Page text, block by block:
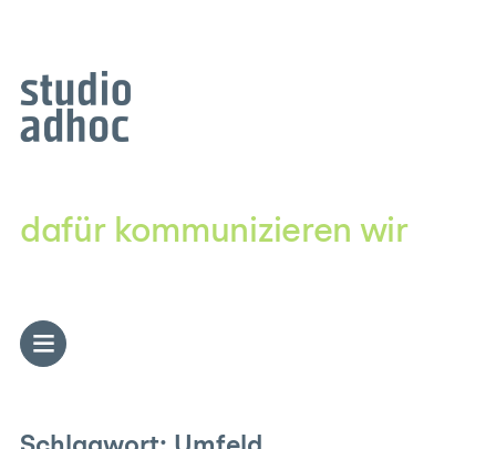
dafür kommunizieren wir